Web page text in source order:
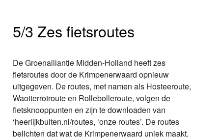
5/3 Zes fietsroutes
De Groenalliantie Midden-Holland heeft zes
fietsroutes door de Krimpenerwaard opnieuw
uitgegeven. De routes, met namen als Hosteeroute,
Waotterrotroute en Rollebolleroute, volgen de
fietsknooppunten en zijn te downloaden van
‘heerlijkbuiten.nl/routes, ‘onze routes’. De routes
belichten dat wat de Krimpenerwaard uniek maakt.